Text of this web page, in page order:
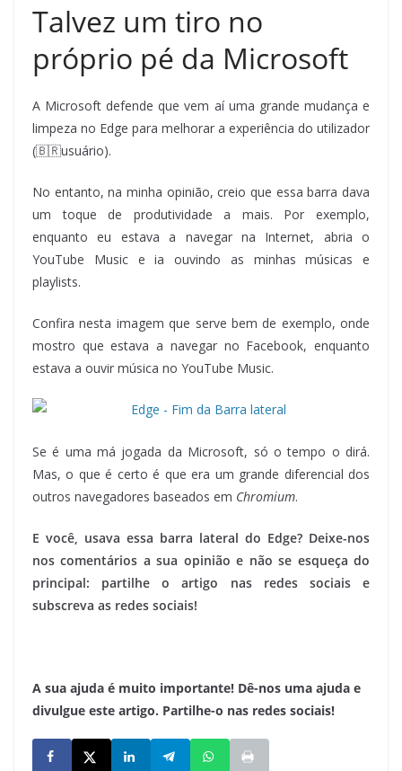
Talvez um tiro no
próprio pé da Microsoft
A Microsoft defende que vem aí uma grande mudança e
limpeza no Edge para melhorar a experiência do utilizador
(🇧🇷usuário).
No entanto, na minha opinião, creio que essa barra dava
um toque de produtividade a mais. Por exemplo,
enquanto eu estava a navegar na Internet, abria o
YouTube Music e ia ouvindo as minhas músicas e
playlists.
Confira nesta imagem que serve bem de exemplo, onde
mostro que estava a navegar no Facebook, enquanto
estava a ouvir música no YouTube Music.
Se é uma má jogada da Microsoft, só o tempo o dirá.
Mas, o que é certo é que era um grande diferencial dos
outros navegadores baseados em Chromium.
E você, usava essa barra lateral do Edge? Deixe-nos
nos comentários a sua opinião e não se esqueça do
principal: partilhe o artigo nas redes sociais e
subscreva as redes sociais!
A sua ajuda é muito importante! Dê-nos uma ajuda e
divulgue este artigo. Partilhe-o nas redes sociais!